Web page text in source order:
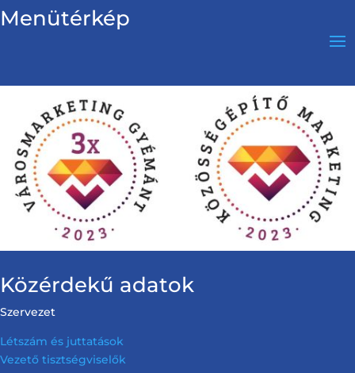
Menütérkép
Közérdekű adatok
Szervezet
Létszám és juttatások
Vezető tisztségviselők